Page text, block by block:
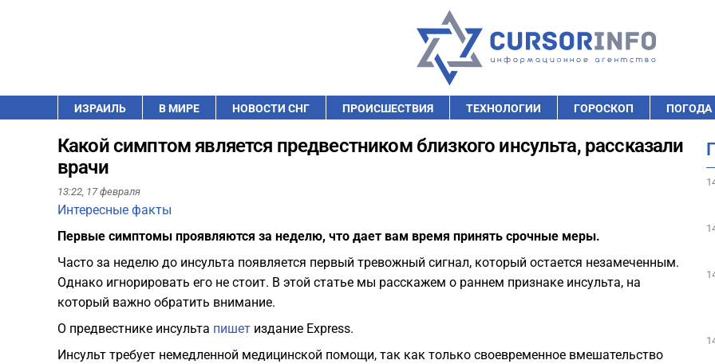
ИЗРАИЛЬ В МИРЕ НОВОСТИ СНГ ПРОИСШЕСТВИЯ ТЕХНОЛОГИИ ГОРОСКОП ПОГОДА
Какой симптом является предвестником близкого инсульта, рассказали
врачи
13:22, 17 февраля
Интересные факты
Первые симптомы проявляются за неделю, что дает вам время принять срочные меры.
Часто за неделю до инсульта появляется первый тревожный сигнал, который остается незамеченным.
Однако игнорировать его не стоит. В этой статье мы расскажем о раннем признаке инсульта, на
который важно обратить внимание.
О предвестнике инсульта пишет издание Express.
Инсульт требует немедленной медицинской помощи, так как только своевременное вмешательство